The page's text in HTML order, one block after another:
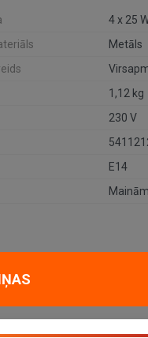
4 x 25
Metāls
1,12 kg
230 V
E14
dzīvoklī vai projektā.
IP20.